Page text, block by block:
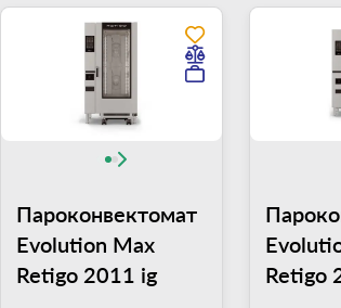
Пароконвектомат
Evolution Max
Retigo 2011 ig
Retigo